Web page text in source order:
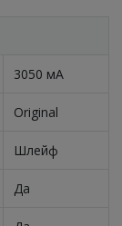
3050 мА
Original
Шлейф
Да